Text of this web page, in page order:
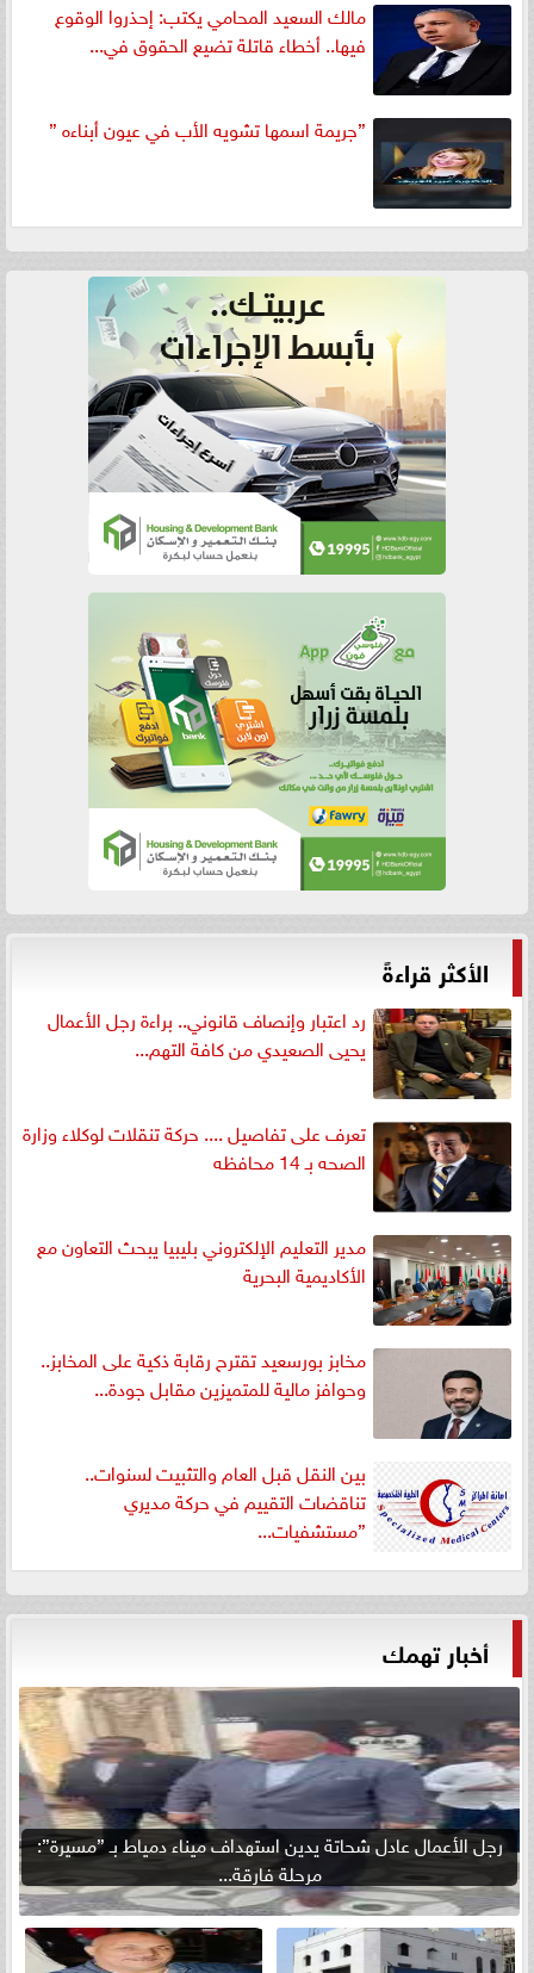
مالك السعيد المحامي يكتب: إحذروا الوقوع
فيها.. أخطاء قاتلة تضيع الحقوق في...
”جريمة اسمها تشويه الأب في عيون أبناءه ”
الأكثر قراءةً
رد اعتبار وإنصاف قانوني.. براءة رجل الأعمال
يحيى الصعيدي من كافة التهم...
تعرف على تفاصيل .... حركة تنقلات لوكلاء وزارة
الصحه بـ 14 محافظه
مدير التعليم الإلكتروني بليبيا يبحث التعاون مع
الأكاديمية البحرية
مخابز بورسعيد تقترح رقابة ذكية على المخابز..
وحوافز مالية للمتميزين مقابل جودة...
بين النقل قبل العام والتثبيت لسنوات..
تناقضات التقييم في حركة مديري
”مستشفيات...
أخبار تهمك
رجل الأعمال عادل شحاتة يدين استهداف ميناء دمياط بـ ”مسيرة”:
مرحلة فارقة...